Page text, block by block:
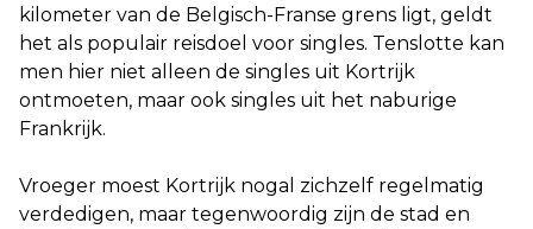
kilometer van de Belgisch-Franse grens ligt, geldt
het als populair reisdoel voor singles. Tenslotte kan
men hier niet alleen de singles uit Kortrijk
ontmoeten, maar ook singles uit het naburige
Frankrijk.
Vroeger moest Kortrijk nogal zichzelf regelmatig
verdedigen, maar tegenwoordig zijn de stad en